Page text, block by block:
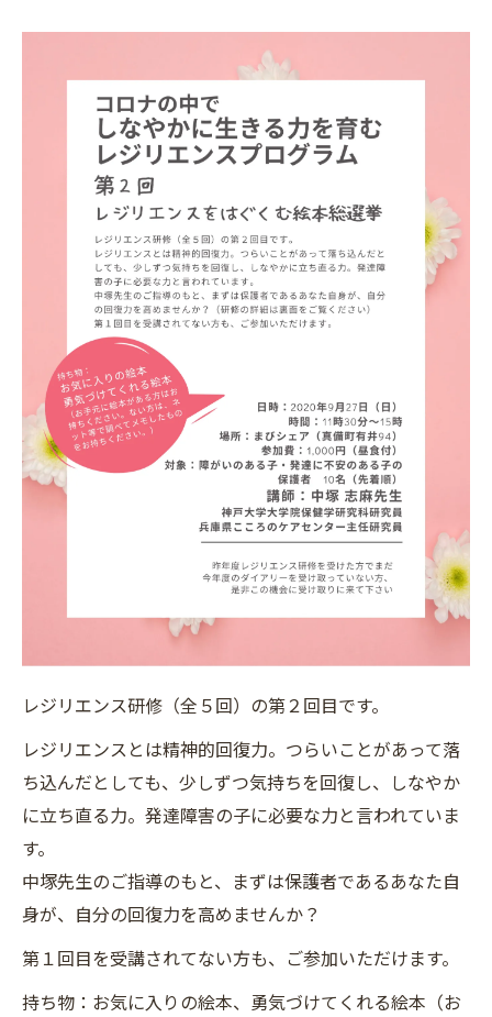
レジリエンス研修（全５回）の第２回目です。
レジリエンスとは精神的回復力。つらいことがあって落
ち込んだとしても、少しずつ気持ちを回復し、しなやか
に立ち直る力。発達障害の子に必要な力と言われていま
す。
中塚先生のご指導のもと、まずは保護者であるあなた自
身が、自分の回復力を高めませんか？
第１回目を受講されてない方も、ご参加いただけます。
持ち物：お気に入りの絵本、勇気づけてくれる絵本（お